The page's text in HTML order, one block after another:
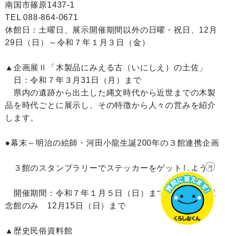
南国市篠原1437-1
TEL 088-864-0671
休館日：土曜日、展示開催期間以外の日曜・祝日、12月
29日（日）～令和７年１月３日（金）
▲企画展Ⅱ「木製品にみえる古（いにしえ）の土佐」
日：令和７年３月31日（月）まで
県内の遺跡から出土した縄文時代から近世までの木製
品を時代ごとに展示し、その特徴から人々の営みを紹介
します。
●幕末～明治の絵師・河田小龍生誕200年の３館連携企画
３館のスタンプラリーでステッカーをゲットしよう！
開催期間：令和７年１月５日（日）まで※坂本龍馬記
念館のみ 12月15日（日）まで
▲歴史民俗資料館